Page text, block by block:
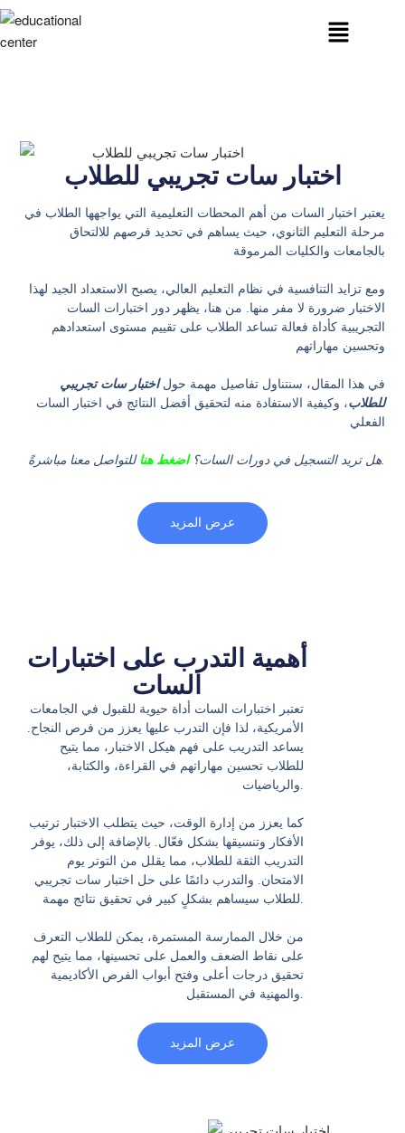
اختبار سات تجريبي للطلاب
يعتبر اختبار السات من أهم المحطات التعليمية التي يواجهها الطلاب في
مرحلة التعليم الثانوي، حيث يساهم في تحديد فرصهم للالتحاق
بالجامعات والكليات المرموقة
الاختبار ضرورة لا مفر منها. من هنا، يظهر دور اختبارات السات
التجريبية كأداة فعالة تساعد الطلاب على تقييم مستوى استعدادهم
وتحسين مهاراتهم
في هذا المقال، سنتناول تفاصيل مهمة حولاختبار سات تجريبي
للطلاب، وكيفية الاستفادة منه لتحقيق أفضل النتائج في اختبار السات
الفعلي
هل تريد التسجيل في دورات السات؟اضغط هنا للتواصل معنا مباشرةً .
عرض المزيد
أهمية التدرب على اختبارات
السات
تعتبر اختبارات السات أداة حيوية للقبول في الجامعات
الأمريكية، لذا فإن التدرب عليها يعزز من فرص النجاح.
يساعد التدريب على فهم هيكل الاختبار، مما يتيح
للطلاب تحسين مهاراتهم في القراءة، والكتابة،
والرياضيات.
كما يعزز من إدارة الوقت، حيث يتطلب الاختبار ترتيب
الأفكار وتنسيقها بشكل فعّال. بالإضافة إلى ذلك، يوفر
التدريب الثقة للطلاب، مما يقلل من التوتر يوم
الامتحان. والتدرب دائمًا على حل اختبار سات تجريبي
للطلاب سيساهم بشكلٍ كبير في تحقيق نتائج مهمة.
من خلال الممارسة المستمرة، يمكن للطلاب التعرف
على نقاط الضعف والعمل على تحسينها، مما يتيح لهم
تحقيق درجات أعلى وفتح أبواب الفرص الأكاديمية
والمهنية في المستقبل.
عرض المزيد